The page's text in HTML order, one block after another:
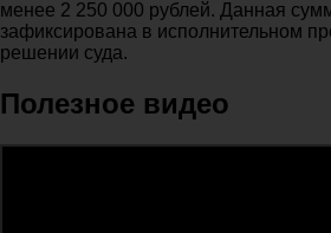
менее 2 250 000 рублей. Данная
зафиксирована в исполнительном
решении суда.
Полезное видео